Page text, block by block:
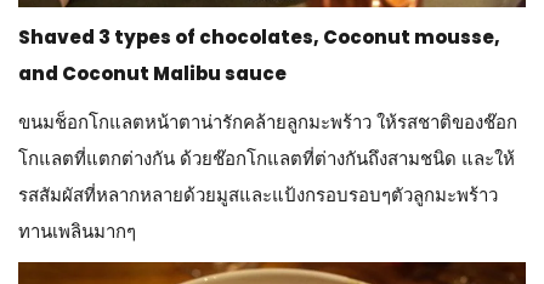
Shaved 3 types of chocolates, Coconut mousse,
and Coconut Malibu sauce
ขนมช็อกโกแลตหน้าตาน่ารักคล้ายลูกมะพร้าว ให้รสชาติของช๊อก
โกแลตที่แตกต่างกัน ด้วยช๊อกโกแลตที่ต่างกันถึงสามชนิด และให้
รสสัมผัสที่หลากหลายด้วยมูสและแป้งกรอบรอบๆตัวลูกมะพร้าว
ทานเพลินมากๆ